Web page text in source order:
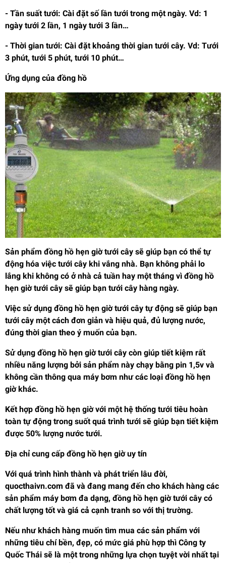
- Tần suất tưới: Cài đặt số lần tưới trong một ngày. Vd: 1
ngày tưới 2 lần, 1 ngày tưới 3 lần…
- Thời gian tưới: Cài đặt khoảng thời gian tưới cây. Vd: Tưới
3 phút, tưới 5 phút, tưới 10 phút…
Ứng dụng của đồng hồ
Sản phẩm đồng hồ hẹn giờ tưới cây sẽ giúp bạn có thể tự
động hóa việc tưới cây khi vắng nhà. Bạn không phải lo
lắng khi không có ở nhà cả tuần hay một tháng vì đồng hồ
hẹn giờ tưới cây sẽ giúp bạn tưới cây hàng ngày.
Việc sử dụng đồng hồ hẹn giờ tưới cây tự động sẽ giúp bạn
tưới cây một cách đơn giản và hiệu quả, đủ lượng nước,
đúng thời gian theo ý muốn của bạn.
Sử dụng đồng hồ hẹn giờ tưới cây còn giúp tiết kiệm rất
nhiều năng lượng bởi sản phẩm này chạy bằng pin 1,5v và
không cần thông qua máy bơm như các loại đồng hồ hẹn
giờ khác.
Kết hợp đồng hồ hẹn giờ với một hệ thống tưới tiêu hoàn
toàn tự động trong suốt quá trình tưới sẽ giúp bạn tiết kiệm
được 50% lượng nước tưới.
Địa chỉ cung cấp đồng hồ hẹn giờ uy tín
Với quá trình hình thành và phát triển lâu đời,
quocthaivn.com đã và đang mang đến cho khách hàng các
sản phẩm máy bơm đa dạng, đồng hồ hẹn giờ tưới cây có
chất lượng tốt và giá cả cạnh tranh so với thị trường.
Nếu như khách hàng muốn tìm mua các sản phẩm với
những tiêu chí bền, đẹp, có mức giá phù hợp thì Công ty
Quốc Thái sẽ là một trong những lựa chọn tuyệt vời nhất tại